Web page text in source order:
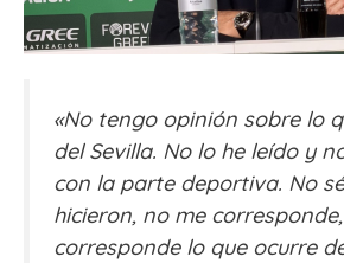
«No tengo opinión sobre lo
del Sevilla. No lo he leído y
con la parte deportiva. No
hicieron, no me
corresponde lo que ocurre